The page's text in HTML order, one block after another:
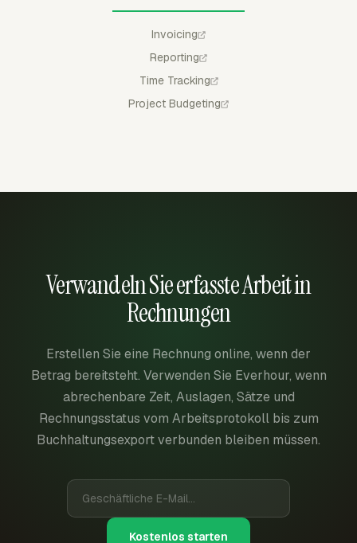
Invoicing
Reporting
Time Tracking
Project Budgeting
Verwandeln Sie erfasste Arbeit in
Rechnungen
Erstellen Sie eine Rechnung online, wenn der
Betrag bereitsteht. Verwenden Sie Everhour, wenn
abrechenbare Zeit, Auslagen, Sätze und
Rechnungsstatus vom Arbeitsprotokoll bis zum
Buchhaltungsexport verbunden bleiben müssen.
Kostenlos starten